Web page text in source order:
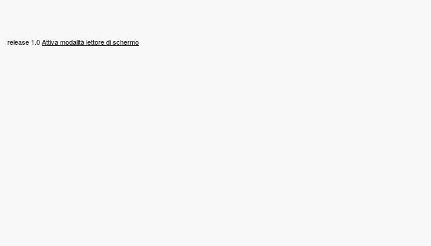
release 1.0Attiva modalità lettore di schermo